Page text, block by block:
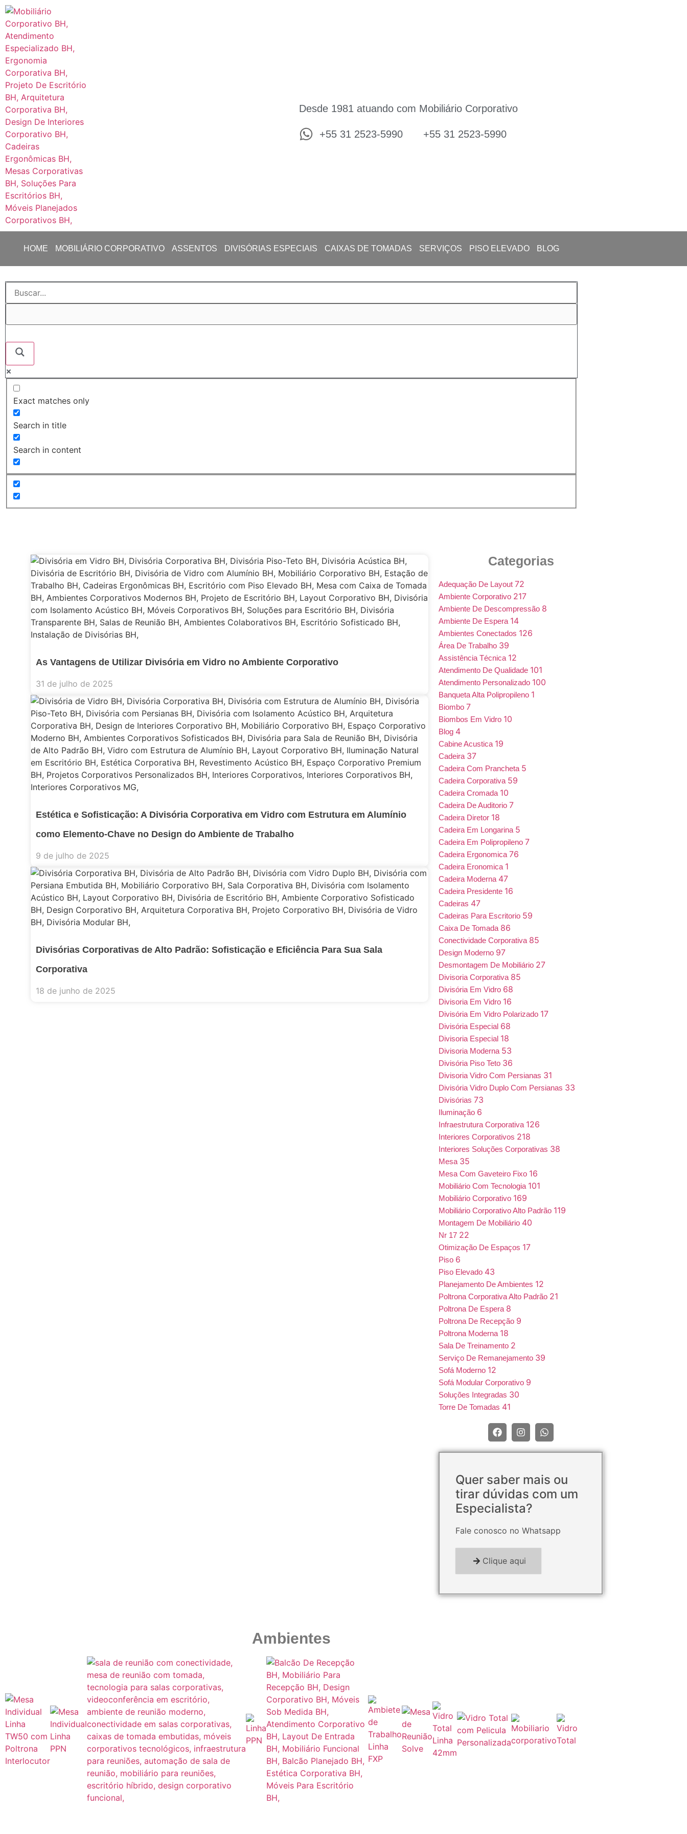
Desde 1981 atuando com Mobiliário Corporativo
+55 31 2523-5990 +55 31 2523-5990
HOME MOBILIÁRIO CORPORATIVO ASSENTOS DIVISÓRIAS ESPECIAIS CAIXAS DE TOMADAS SERVIÇOS PISO ELEVADO BLOG
Exact matches only
Search in title
Search in content
As Vantagens de Utilizar Divisória em Vidro no Ambiente Corporativo
31 de julho de 2025
Estética e Sofisticação: A Divisória Corporativa em Vidro com Estrutura em Alumínio
como Elemento-Chave no Design do Ambiente de Trabalho
9 de julho de 2025
Divisórias Corporativas de Alto Padrão: Sofisticação e Eficiência Para Sua Sala
Corporativa
18 de junho de 2025
Categorias
Adequação De Layout 72
Ambiente Corporativo 217
Ambiente De Descompressão 8
Ambiente De Espera 14
Ambientes Conectados 126
Área De Trabalho 39
Assistência Técnica 12
Atendimento De Qualidade 101
Atendimento Personalizado 100
Banqueta Alta Polipropileno 1
Biombo 7
Biombos Em Vidro 10
Blog 4
Cabine Acustica 19
Cadeira 37
Cadeira Com Prancheta 5
Cadeira Corporativa 59
Cadeira Cromada 10
Cadeira De Auditorio 7
Cadeira Diretor 18
Cadeira Em Longarina 5
Cadeira Em Polipropileno 7
Cadeira Ergonomica 76
Cadeira Eronomica 1
Cadeira Moderna 47
Cadeira Presidente 16
Cadeiras 47
Cadeiras Para Escritorio 59
Caixa De Tomada 86
Conectividade Corporativa 85
Design Moderno 97
Desmontagem De Mobiliário 27
Divisoria Corporativa 85
Divisória Em Vidro 68
Divisoria Em Vidro 16
Divisória Em Vidro Polarizado 17
Divisória Especial 68
Divisoria Especial 18
Divisoria Moderna 53
Divisória Piso Teto 36
Divisoria Vidro Com Persianas 31
Divisória Vidro Duplo Com Persianas 33
Divisórias 73
Iluminação 6
Infraestrutura Corporativa 126
Interiores Corporativos 218
Interiores Soluções Corporativas 38
Mesa 35
Mesa Com Gaveteiro Fixo 16
Mobiliário Com Tecnologia 101
Mobiliário Corporativo 169
Mobiliário Corporativo Alto Padrão 119
Montagem De Mobiliário 40
Nr 17 22
Otimização De Espaços 17
Piso 6
Piso Elevado 43
Planejamento De Ambientes 12
Poltrona Corporativa Alto Padrão 21
Poltrona De Espera 8
Poltrona De Recepção 9
Poltrona Moderna 18
Sala De Treinamento 2
Serviço De Remanejamento 39
Sofá Moderno 12
Sofá Modular Corporativo 9
Soluções Integradas 30
Torre De Tomadas 41
Quer saber mais ou
tirar dúvidas com um
Especialista?
Fale conosco no Whatsapp
Clique aqui
Ambientes